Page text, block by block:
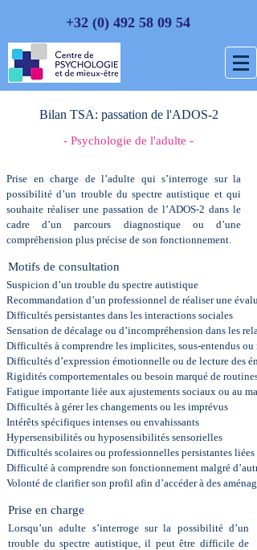
+32 (0) 492 58 09 54
Bilan TSA: passation de l'ADOS-2
- Psychologie de l'adulte -
Prise en charge de l’adulte qui s’interroge sur la
possibilité d’un trouble du spectre autistique et qui
souhaite réaliser une passation de l’ADOS-2 dans le
cadre d’un parcours diagnostique ou d’une
compréhension plus précise de son fonctionnement.
Motifs de consultation
Suspicion d’un trouble du spectre autistique
Recommandation d’un professionnel de réaliser une
Difficultés persistantes dans les interactions sociales
Sensation de décalage ou d’incompréhension dans les
Difficultés à comprendre les implicites, sous-entendus ou
Difficultés d’expression émotionnelle ou de lecture des
Rigidités comportementales ou besoin marqué de routines
Fatigue importante liée aux ajustements sociaux ou au
Difficultés à gérer les changements ou les imprévus
Intérêts spécifiques intenses ou envahissants
Hypersensibilités ou hyposensibilités sensorielles
Difficultés scolaires ou professionnelles persistantes
Difficulté à comprendre son fonctionnement malgré
Volonté de clarifier son profil afin d’accéder à des
Prise en charge
Lorsqu’un adulte s’interroge sur la possibilité d’un
trouble du spectre autistique, il peut être difficile de